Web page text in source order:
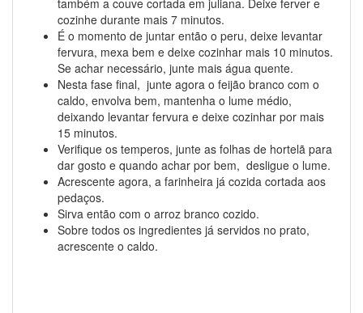
também a couve cortada em juliana. Deixe ferver e
cozinhe durante mais 7 minutos.
É o momento de juntar então o peru, deixe levantar
fervura, mexa bem e deixe cozinhar mais 10 minutos.
Se achar necessário, junte mais água quente.
Nesta fase final, junte agora o feijão branco com o
caldo, envolva bem, mantenha o lume médio,
deixando levantar fervura e deixe cozinhar por mais
15 minutos.
Verifique os temperos, junte as folhas de hortelã para
dar gosto e quando achar por bem, desligue o lume.
Acrescente agora, a farinheira já cozida cortada aos
pedaços.
Sirva então com o arroz branco cozido.
Sobre todos os ingredientes já servidos no prato,
acrescente o caldo.